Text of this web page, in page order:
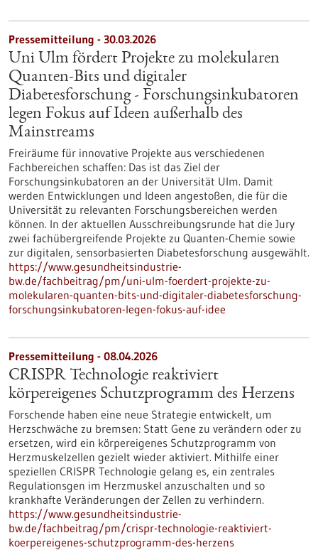
Pressemitteilung - 30.03.2026
Uni Ulm fördert Projekte zu molekularen
Quanten-Bits und digitaler
Diabetesforschung - Forschungsinkubatoren
legen Fokus auf Ideen außerhalb des
Mainstreams
Freiräume für innovative Projekte aus verschiedenen
Fachbereichen schaffen: Das ist das Ziel der
Forschungsinkubatoren an der Universität Ulm. Damit
werden Entwicklungen und Ideen angestoßen, die für die
Universität zu relevanten Forschungsbereichen werden
können. In der aktuellen Ausschreibungsrunde hat die Jury
zwei fachübergreifende Projekte zu Quanten-Chemie sowie
zur digitalen, sensorbasierten Diabetesforschung ausgewählt.
https://www.gesundheitsindustrie-
bw.de/fachbeitrag/pm/uni-ulm-foerdert-projekte-zu-
molekularen-quanten-bits-und-digitaler-diabetesforschung-
forschungsinkubatoren-legen-fokus-auf-idee
Pressemitteilung - 08.04.2026
CRISPR Technologie reaktiviert
körpereigenes Schutzprogramm des Herzens
Forschende haben eine neue Strategie entwickelt, um
Herzschwäche zu bremsen: Statt Gene zu verändern oder zu
ersetzen, wird ein körpereigenes Schutzprogramm von
Herzmuskelzellen gezielt wieder aktiviert. Mithilfe einer
speziellen CRISPR Technologie gelang es, ein zentrales
Regulationsgen im Herzmuskel anzuschalten und so
krankhafte Veränderungen der Zellen zu verhindern.
https://www.gesundheitsindustrie-
bw.de/fachbeitrag/pm/crispr-technologie-reaktiviert-
koerpereigenes-schutzprogramm-des-herzens